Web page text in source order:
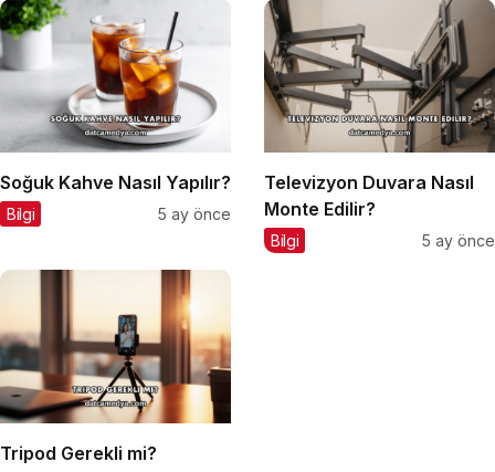
Soğuk Kahve Nasıl Yapılır?
Bilgi 5 ay önce
Televizyon Duvara Nasıl
Monte Edilir?
Bilgi 5 ay önce
Tripod Gerekli mi?